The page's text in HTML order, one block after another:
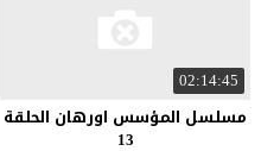
02:14:45
مسلسل المؤسس اورهان الحلقة
13